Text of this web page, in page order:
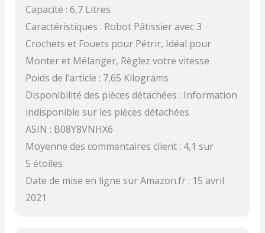
Capacité : 6,7 Litres
Caractéristiques : Robot Pâtissier avec 3
Crochets et Fouets pour Pétrir, Idéal pour
Monter et Mélanger, Règlez votre vitesse
Poids de l’article : 7,65 Kilograms
Disponibilité des pièces détachées : Information
indisponible sur les pièces détachées
ASIN : B08Y8VNHX6
Moyenne des commentaires client : 4,1 sur
5 étoiles
Date de mise en ligne sur Amazon.fr : 15 avril
2021